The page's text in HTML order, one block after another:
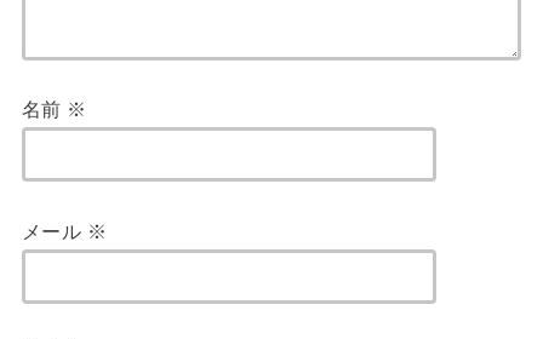
名前 ※
メール ※